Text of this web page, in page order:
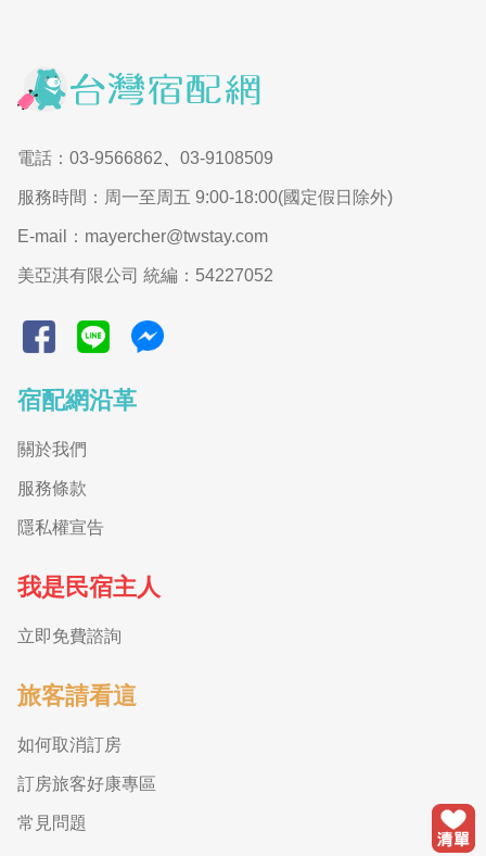
電話：03-9566862 03-9108509
服務時間：周一至周五 9:00-18:00(國定假日除外)
E-mail：mayercher@twstay.com
美亞淇有限公司 統編：54227052
宿配網沿革
關於我們
服務條款
隱私權宣告
我是民宿主人
立即免費諮詢
旅客請看這
如何取消訂房
訂房旅客好康專區
常見問題